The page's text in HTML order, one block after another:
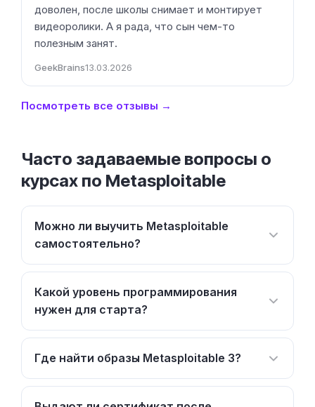
доволен, после школы снимает и монтирует
видеоролики. А я рада, что сын чем-то
полезным занят.
GeekBrains13.03.2026
Посмотреть все отзывы →
Часто задаваемые вопросы о
курсах по Metasploitable
Можно ли выучить Metasploitable
самостоятельно?
Какой уровень программирования
нужен для старта?
Где найти образы Metasploitable 3?